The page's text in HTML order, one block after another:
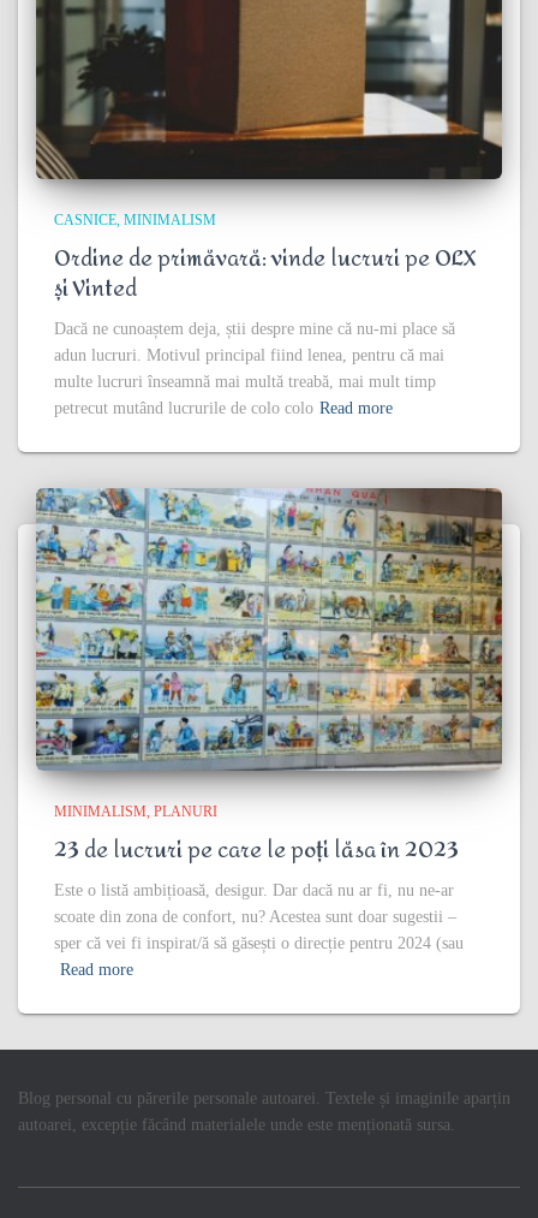
CASNICE MINIMALISM
Ordine de primăvară: vinde lucruri pe OLX
și Vinted
Dacă ne cunoaștem deja, știi despre mine că nu-mi place să
adun lucruri. Motivul principal fiind lenea, pentru că mai
multe lucruri înseamnă mai multă treabă, mai mult timp
petrecut mutând lucrurile de colo colo Read more
MINIMALISM PLANURI
23 de lucruri pe care le poți lăsa în 2023
Este o listă ambițioasă, desigur. Dar dacă nu ar fi, nu ne-ar
scoate din zona de confort, nu? Acestea sunt doar sugestii –
sper că vei fi inspirat/ă să găsești o direcție pentru 2024 (sau
Read more
Blog personal cu părerile personale autoarei. Textele și imaginile aparțin
autoarei, excepție făcând materialele unde este menționată sursa.